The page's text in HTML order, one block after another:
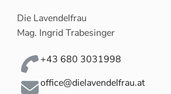
Die Lavendelfrau
Mag. Ingrid Trabesinger
+43 680 3031998
office@dielavendelfrau.at